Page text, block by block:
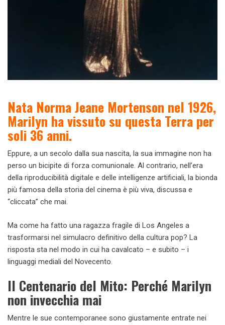
Nata Norma Jeane Mortenson nel 1926,
Marilyn ha vissuto su questa Terra per
soli 36 anni.
Eppure, a un secolo dalla sua nascita, la sua immagine non ha
perso un bicipite di forza comunionale. Al contrario, nell’era
della riproducibilità digitale e delle intelligenze artificiali, la bionda
più famosa della storia del cinema è più viva, discussa e
“cliccata” che mai.
Ma come ha fatto una ragazza fragile di Los Angeles a
trasformarsi nel simulacro definitivo della cultura pop? La
risposta sta nel modo in cui ha cavalcato – e subito – i
linguaggi mediali del Novecento.
Il Centenario del Mito: Perché Marilyn
non invecchia mai
Mentre le sue contemporanee sono giustamente entrate nei